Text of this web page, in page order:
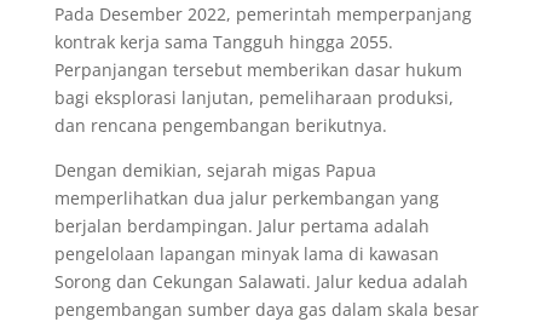
Pada Desember 2022, pemerintah memperpanjang
kontrak kerja sama Tangguh hingga 2055.
Perpanjangan tersebut memberikan dasar hukum
bagi eksplorasi lanjutan, pemeliharaan produksi,
dan rencana pengembangan berikutnya.
Dengan demikian, sejarah migas Papua
memperlihatkan dua jalur perkembangan yang
berjalan berdampingan. Jalur pertama adalah
pengelolaan lapangan minyak lama di kawasan
Sorong dan Cekungan Salawati. Jalur kedua adalah
pengembangan sumber daya gas dalam skala besar